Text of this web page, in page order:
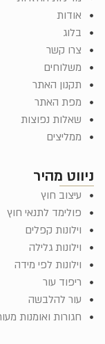
מהיר
עיצוב חוץ
פולימד לתנאי חוץ
וילונות קפלים
וילונות גלילה
וילונות לפי מידה
ריפוד עור
עור להלבשה
חגורות ואומנות מעור
אודות
בלוג
צרו קשר
משלוחים
תקנון האתר
מפת האתר
שאלות נפוצות
ממליצים